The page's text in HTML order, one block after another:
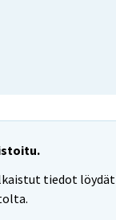
tiedot löydät